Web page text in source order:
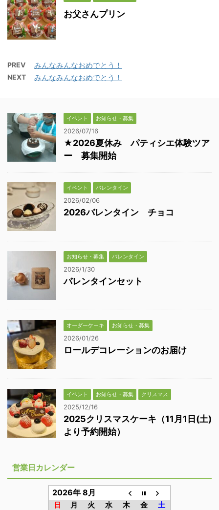
お父さんプリン
PREV みんなみんなおめでとう！
NEXT みんなみんなおめでとう！
イベント お知らせ・募集
2026/07/16
★2026夏休み パティシエ体験ツア
ー 募集開始
イベント バレンタイン
2026/02/06
2026バレンタイン チョコ
お知らせ・募集 バレンタイン
2026/1/30
バレンタインセット
オーダーケーキ お知らせ・募集
2026/01/26
ロールデコレーションのお届け
イベント お知らせ・募集 クリスマス
2025/12/16
2025クリスマスケーキ（11月1日(土)
より予約開始）
営業日カレンダー
2026年 8月
日 月 火 水 木 金 土